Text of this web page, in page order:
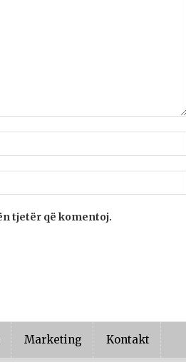
tjetër që komentoj.
Marketing Kontakt